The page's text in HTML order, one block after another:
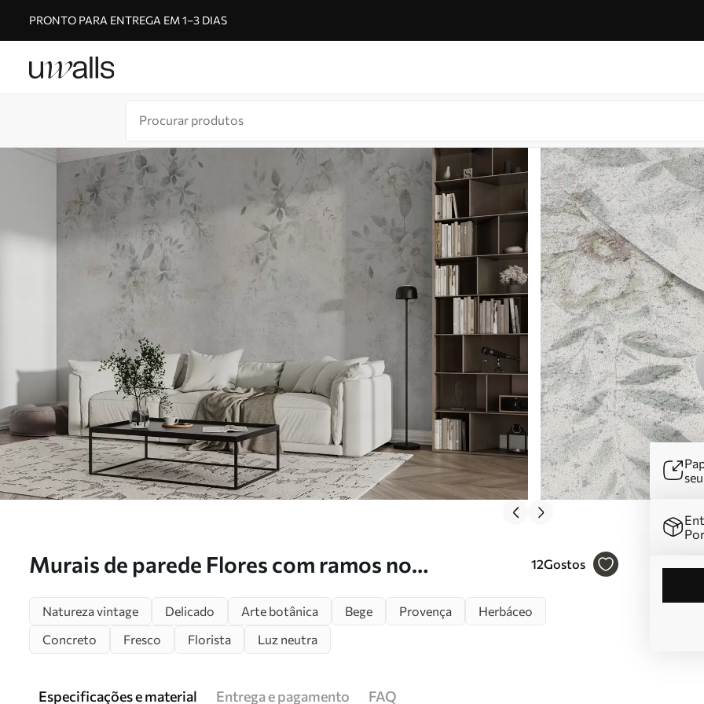
PRONTO PARA ENTREGA EM 1–3 DIAS
Murais de parede Flores com ramos no
u96140
12Gostos
Natureza vintage Delicado Arte botânica Bege Provença
Herbáceo
Concreto
Fresco Florista Luz neutra
Especificações e material Entrega e pagamento FAQ